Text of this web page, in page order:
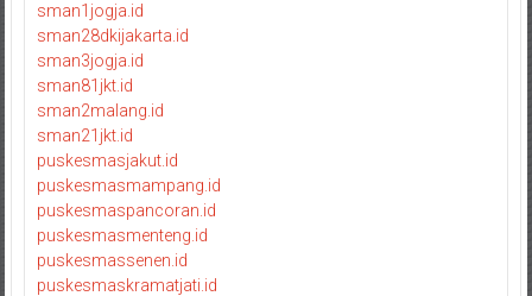
sman1jogja.id
sman28dkijakarta.id
sman3jogja.id
sman81jkt.id
sman2malang.id
sman21jkt.id
puskesmasjakut.id
puskesmasmampang.id
puskesmaspancoran.id
puskesmasmenteng.id
puskesmassenen.id
puskesmaskramatjati.id